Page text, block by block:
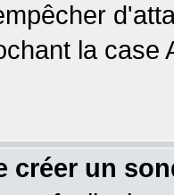
la
créer un